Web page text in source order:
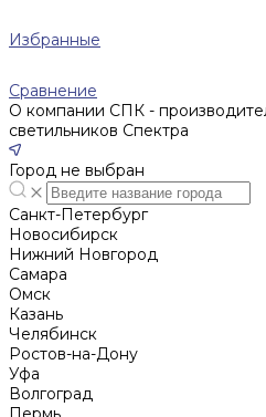
Избранные
Сравнение
О компании СПК -
светильников Спектра
Город не выбран
Санкт-Петербург
Новосибирск
Нижний Новгород
Cамара
Омск
Казань
Челябинск
Ростов-на-Дону
Уфа
Волгоград